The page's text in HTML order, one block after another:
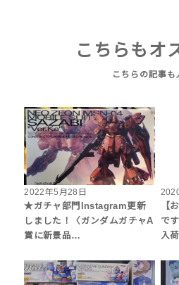
こちらもオ
2022年5月28日
★ガチャ部門Instagram更新
しました！〈ガンダムガチャA
賞に新景品…
【
で
入